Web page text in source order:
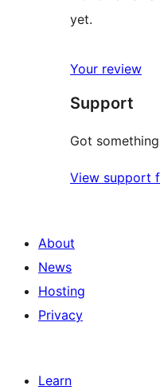
yet.
Your review
Support
Got
View support
About
News
Hosting
Privacy
Learn